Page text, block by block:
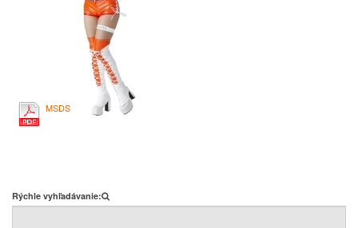
MSDS
Rýchle vyhľadávanie: